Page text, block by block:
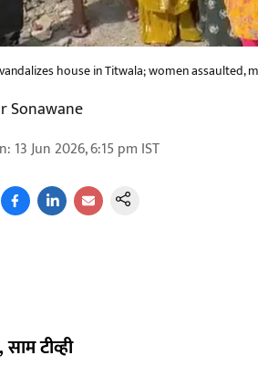
house in Titwala; women assaulted,
Sonawane
: 13 Jun 2026, 6:15 pm IST
टीव्ही